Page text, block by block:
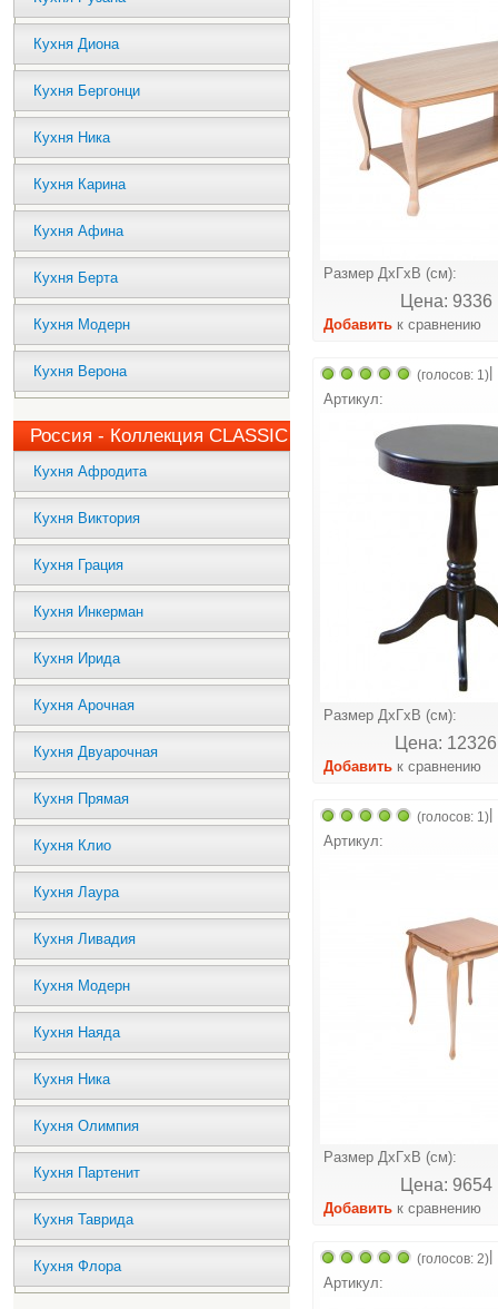
Кухня Диона
Кухня Бергонци
Кухня Ника
Кухня Карина
Кухня Афина
Кухня Берта
Кухня Модерн
Кухня Верона
Россия - Коллекция CLASSIC
Кухня Афродита
Кухня Виктория
Кухня Грация
Кухня Инкерман
Кухня Ирида
Кухня Арочная
Кухня Двуарочная
Кухня Прямая
Кухня Клио
Кухня Лаура
Кухня Ливадия
Кухня Модерн
Кухня Наяда
Кухня Ника
Кухня Олимпия
Кухня Партенит
Кухня Таврида
Кухня Флора
Размер ДхГхВ (см):
Цена: 9336
Добавить к сравнению
(голосов: 1)
Артикул:
Размер ДхГхВ (см):
Цена:
Добавить к сравнению
(голосов: 1)
Артикул:
Размер ДхГхВ (см):
Цена: 9654
Добавить к сравнению
(голосов: 2)
Артикул: